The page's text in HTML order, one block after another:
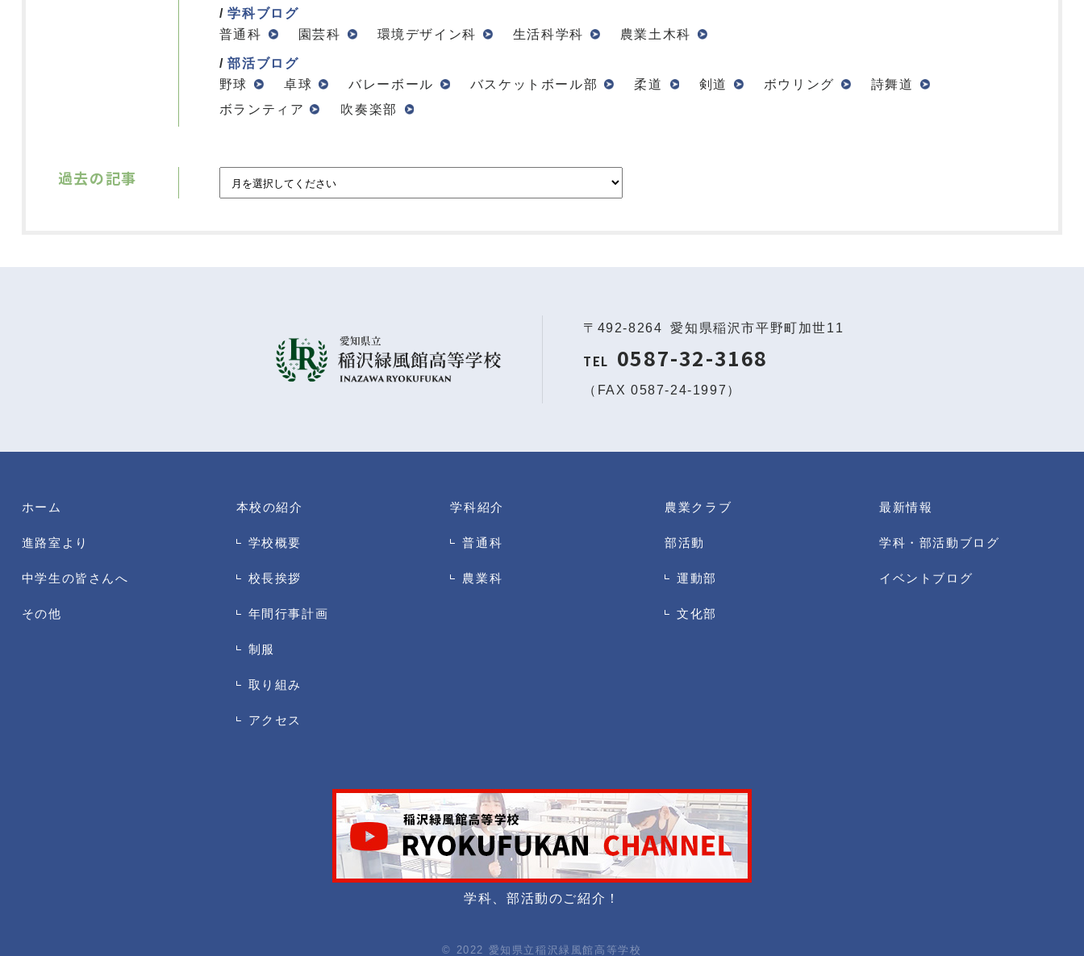
学科ブログ
普通科
園芸科 環境デザイン科 生活科学科 農業土木科
部活ブログ
野球
卓球 バレーボール バスケットボール部 柔道 剣道 ボウリング
詩舞道
ボランティア
吹奏楽部
過去の記事
〒492-8264 愛知県稲沢市平野町加世11
TEL 0587-32-3168
（FAX 0587-24-1997）
ホーム
進路室より
中学生の皆さんへ
その他
本校の紹介
学校概要
校長挨拶
年間行事計画
制服
取り組み
アクセス
学科紹介
普通科
農業科
農業クラブ
部活動
運動部
文化部
最新情報
学科・部活動ブログ
イベントブログ
学科、部活動のご紹介！
© 2022 愛知県立稲沢緑風館高等学校